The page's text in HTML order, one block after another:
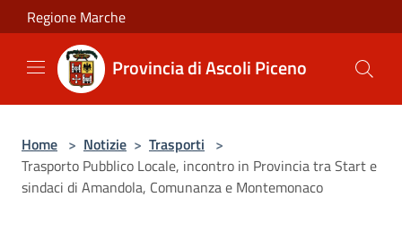
Salta al contenuto principale
Regione Marche
Provincia di Ascoli Piceno
Home > Notizie > Trasporti >
Trasporto Pubblico Locale, incontro in Provincia tra Start e
sindaci di Amandola, Comunanza e Montemonaco